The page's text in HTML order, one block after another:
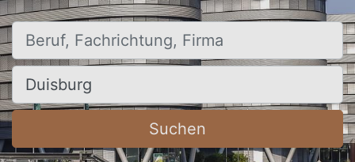
Beruf, Fachrichtung, Firma
Ort, Stadt
Suchen